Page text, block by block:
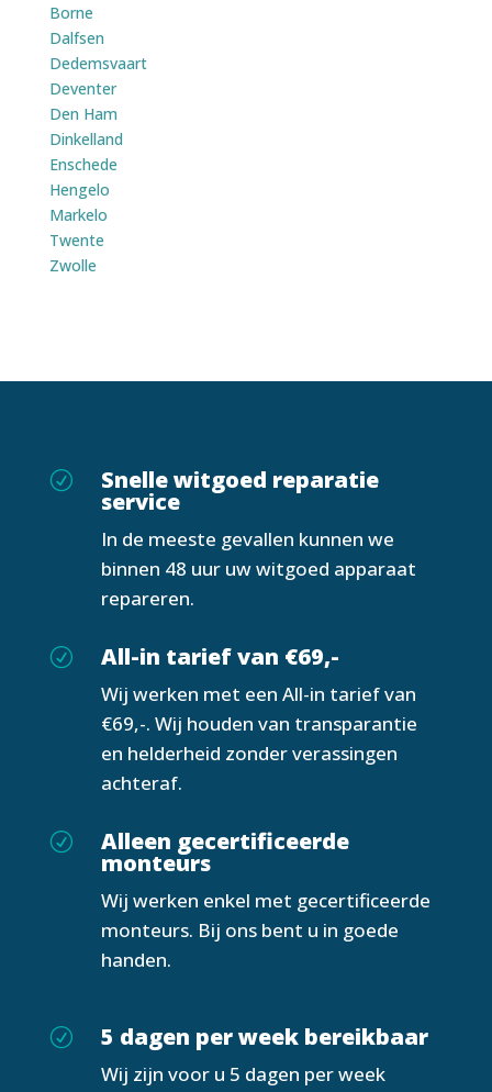
Borne
Dalfsen
Dedemsvaart
Deventer
Den Ham
Dinkelland
Enschede
Hengelo
Markelo
Twente
Zwolle
R Snelle witgoed reparatie
service
In de meeste gevallen kunnen we
binnen 48 uur uw witgoed apparaat
repareren.
R All-in tarief van €69,-
Wij werken met een All-in tarief van
€69,-. Wij houden van transparantie
en helderheid zonder verassingen
achteraf.
R Alleen gecertificeerde
monteurs
Wij werken enkel met gecertificeerde
monteurs. Bij ons bent u in goede
handen.
R 5 dagen per week bereikbaar
Wij zijn voor u 5 dagen per week